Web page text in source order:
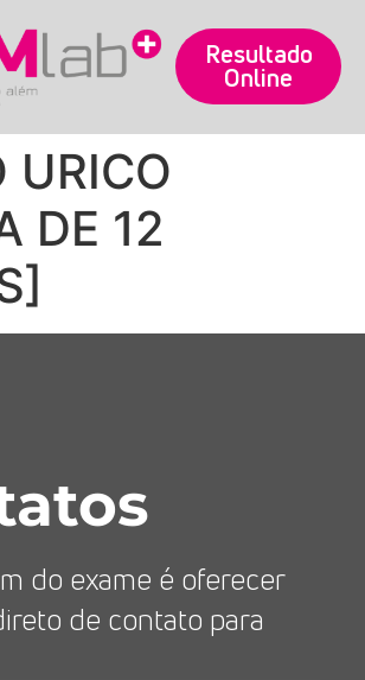
Resultado
Online
URICO
DE 12
do exame é oferecer
de contato para